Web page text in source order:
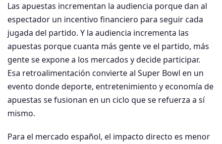
Las apuestas incrementan la audiencia porque dan al
espectador un incentivo financiero para seguir cada
jugada del partido. Y la audiencia incrementa las
apuestas porque cuanta más gente ve el partido, más
gente se expone a los mercados y decide participar.
Esa retroalimentación convierte al Super Bowl en un
evento donde deporte, entretenimiento y economía de
apuestas se fusionan en un ciclo que se refuerza a sí
mismo.
Para el mercado español, el impacto directo es menor